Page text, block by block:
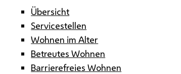
Übersicht
Servicestellen
Wohnen im Alter
Betreutes Wohnen
Barrierefreies Wohnen